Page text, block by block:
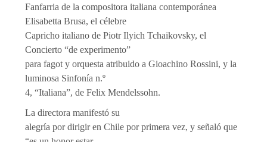
Fanfarria de la compositora italiana contemporánea
Elisabetta Brusa, el célebre
Capricho italiano de Piotr Ilyich Tchaikovsky, el
Concierto “de experimento”
para fagot y orquesta atribuido a Gioachino Rossini, y la
luminosa Sinfonía n.º
4, “Italiana”, de Felix Mendelssohn.
La directora manifestó su
alegría por dirigir en Chile por primera vez, y señaló que